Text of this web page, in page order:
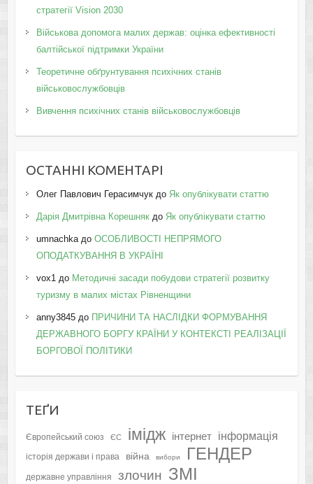
стратегії Vision 2030
Військова допомога малих держав: оцінка ефективності
балтійської підтримки України
Теоретичне обґрунтування психічних станів
військовослужбовців
Вивчення психічних станів військовослужбовців
ОСТАННІ КОМЕНТАРІ
Олег Павлович Герасимчукдо Як опублікувати статтю
Дарія Дмитрівна Корешнякдо Як опублікувати статтю
umnachkaдо ОСОБЛИВОСТІ НЕПРЯМОГО
ОПОДАТКУВАННЯ В УКРАЇНІ
vox1до Методичні засади побудови стратегії розвитку
туризму в малих містах Рівненщини
anny3845до ПРИЧИНИ ТА НАСЛІДКИ ФОРМУВАННЯ
ДЕРЖАВНОГО БОРГУ КРАЇНИ У КОНТЕКСТІ РЕАЛІЗАЦІЇ
БОРГОВОЇ ПОЛІТИКИ
ТЕҐИ
Європейський союз ЄС імідж інтернет інформація
історія держави і права війна вибори ГЕНДЕР
державне управління злочин ЗМІ